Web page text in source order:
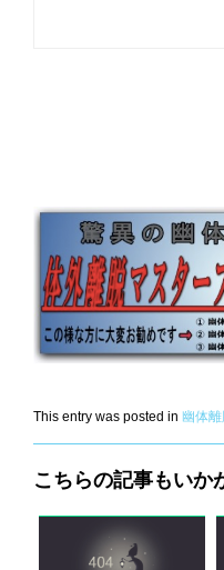
This entry was posted in 幽体
こちらの記事もいか